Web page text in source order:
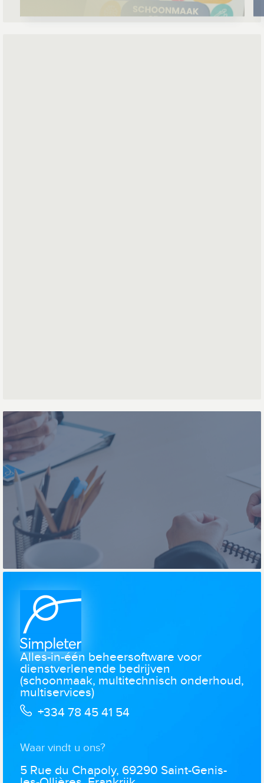
Alles-in-één beheersoftware voor
dienstverlenende bedrijven
(schoonmaak, multitechnisch onderhoud,
multiservices)
+334 78 45 41 54
Waar vindt u ons?
5 Rue du Chapoly, 69290 Saint-Genis-